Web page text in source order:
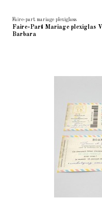
Faire-part mariage plexiglass
Faire-Part Mariage plexiglas
Barbara